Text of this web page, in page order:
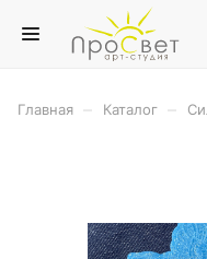
Главная Каталог